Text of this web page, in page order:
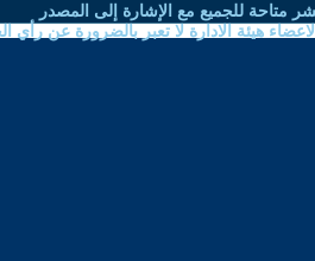
متاحة للجميع مع الإشارة إلى المصدر
هيئة الادارة لا تعبر بالضرورة عن رأي